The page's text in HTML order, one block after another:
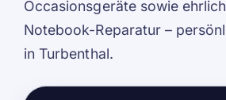
Occasionsgeräte sowie
Notebook-Reparatur –
in Turbenthal.